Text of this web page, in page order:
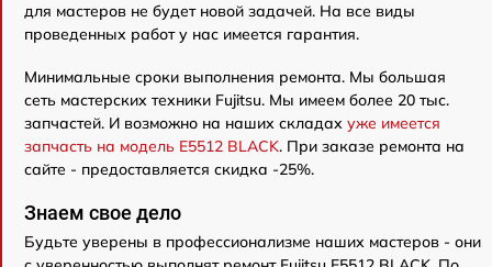
для мастеров не будет новой задачей. На все виды
проведенных работ у нас имеется гарантия.
Минимальные сроки выполнения ремонта. Мы большая
сеть мастерских техники Fujitsu. Мы имеем более 20 тыс.
запчастей. И возможно на наших складах уже имеется
запчасть на модель E5512 BLACK. При заказе ремонта на
сайте - предоставляется скидка -25%.
Знаем свое дело
Будьте уверены в профессионализме наших мастеров - они